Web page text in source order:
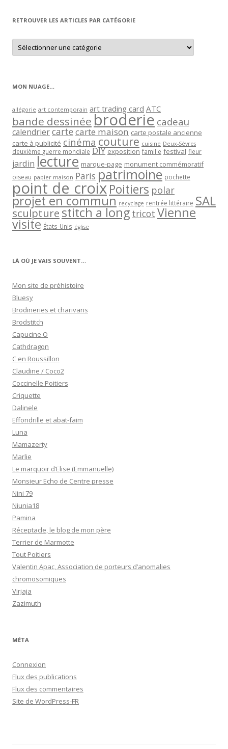
RETROUVER LES ARTICLES PAR CATÉGORIE
Retrouver
les
articles
MON NUAGE…
allégorie art contemporain art trading card ATC
bande dessinée broderie cadeau
calendriercartecarte maison carte postale ancienne
carte à publicité cinéma couture cuisine Deux-Sèvres
deuxième guerre mondiale DIY exposition famille festival fleur
jardin lecture marque-page monument commémoratif
oiseau papier maison Paris patrimoine pochette
point de croixPoitiers polar
projet en commun recyclage rentrée littéraire SAL
sculpturestitch a long tricot Vienne
visite États-Unis église
LÀ OÙ JE VAIS SOUVENT…
Mon site de préhistoire
Bluesy
Brodineries et charivaris
Brodstitch
Capucine O
Cathdragon
C en Roussillon
Claudine / Coco2
Coccinelle Poitiers
Criquette
Dalinele
Effondrille et abat-faim
Luna
Mamazerty
Marlie
Le marquoir d’Elise (Emmanuelle)
Monsieur Echo de Centre presse
Nini 79
Niunia18
Pamina
Réceptacle, le blog de mon père
Terrier de Marmotte
Tout Poitiers
Valentin Apac, Association de porteurs d’anomalies
chromosomiques
Virjaja
Zazimuth
MÉTA
Connexion
Flux des publications
Flux des commentaires
Site de WordPress-FR